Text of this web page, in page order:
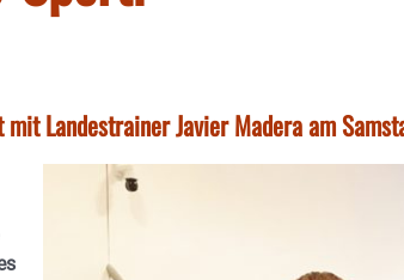
Landestrainer Javier Madera am